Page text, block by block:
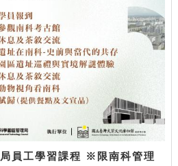
員工學習課程 ※限南科管理